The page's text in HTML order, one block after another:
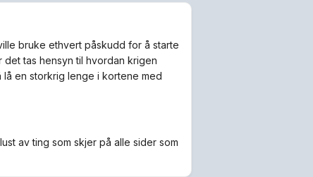
bruke ethvert påskudd for å starte
tas hensyn til hvordan krigen
en storkrig lenge i kortene med
av ting som skjer på alle sider som